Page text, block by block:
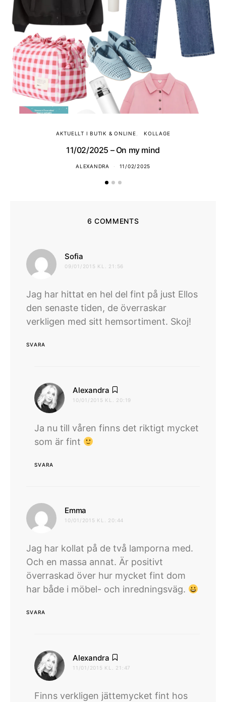
AKTUELLT I BUTIK & ONLINE KOLLAGE
11/02/2025 – On my mind
ALEXANDRA 11/02/2025
6 COMMENTS
Sofia
09/01/2015 KL. 21:56
Jag har hittat en hel del fint på just Ellos
den senaste tiden, de överraskar
verkligen med sitt hemsortiment. Skoj!
SVARA
Alexandra
10/01/2015 KL. 20:19
Ja nu till våren finns det riktigt mycket
som är fint
SVARA
Emma
10/01/2015 KL. 20:44
Jag har kollat på de två lamporna med.
Och en massa annat. Är positivt
överraskad över hur mycket fint dom
har både i möbel- och inredningsväg.
SVARA
Alexandra
11/01/2015 KL. 21:47
Finns verkligen jättemycket fint hos